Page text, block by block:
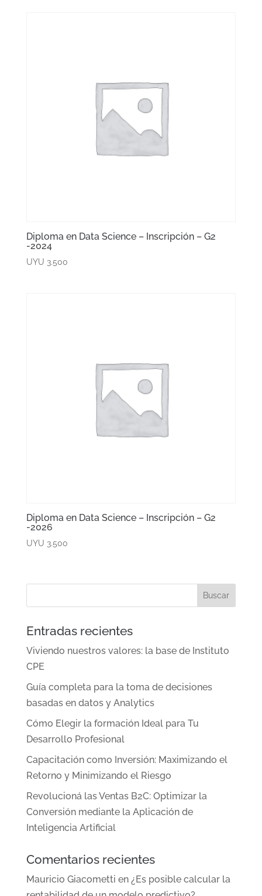
Diploma en Data Science – Inscripción – G2
-2024
UYU 3.500
Diploma en Data Science – Inscripción – G2
-2026
UYU 3.500
Entradas recientes
Viviendo nuestros valores: la base de Instituto
CPE
Guía completa para la toma de decisiones
basadas en datos y Analytics
Cómo Elegir la formación Ideal para Tu
Desarrollo Profesional
Capacitación como Inversión: Maximizando el
Retorno y Minimizando el Riesgo
Revolucioná las Ventas B2C: Optimizar la
Conversión mediante la Aplicación de
Inteligencia Artificial
Comentarios recientes
Mauricio Giacometti en ¿Es posible calcular la